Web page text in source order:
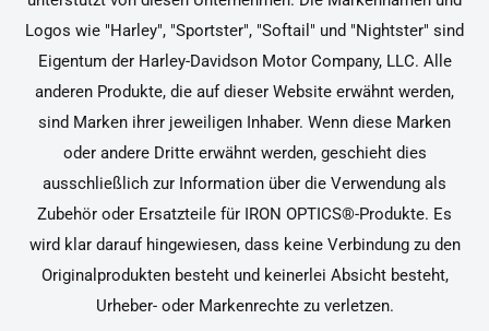
Logos wie "Harley", "Sportster", "Softail" und "Nightster" sind
Eigentum der Harley-Davidson Motor Company, LLC. Alle
anderen Produkte, die auf dieser Website erwähnt werden,
sind Marken ihrer jeweiligen Inhaber. Wenn diese Marken
oder andere Dritte erwähnt werden, geschieht dies
ausschließlich zur Information über die Verwendung als
Zubehör oder Ersatzteile für IRON OPTICS®-Produkte. Es
wird klar darauf hingewiesen, dass keine Verbindung zu den
Originalprodukten besteht und keinerlei Absicht besteht,
Urheber- oder Markenrechte zu verletzen.